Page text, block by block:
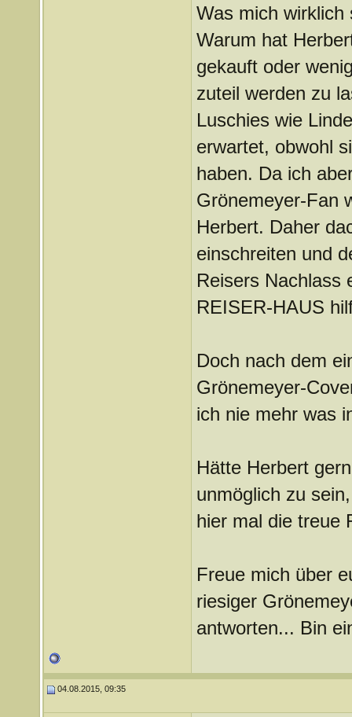
Was mich wirklich
Warum hat
gekauft oder
zuteil werden zu
Luschies wie
erwartet, obwohl
haben. Da ich
Grönemeyer-Fan
Herbert. Daher
einschreiten und
Reisers Nachlass
REISER-HAUS
Doch nach dem
Grönemeyer-
ich nie mehr was
Hätte Herbert
unmöglich zu
hier mal die treue
Freue mich über
riesiger
antworten... Bin
04.08.2015, 09:35